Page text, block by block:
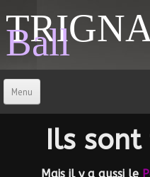
Ball
Menu
ACCUEIL
CONTACT
Ils sont
Mais il y a aussi le